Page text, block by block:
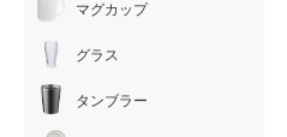
マグカップ
グラス
タンブラー